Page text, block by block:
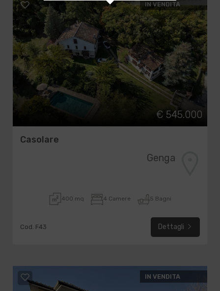
IN VENDITA
€ 545.000
Casolare
Genga
400 mq 4 Camere 5 Bagni
Cod. F43 Dettagli
IN VENDITA